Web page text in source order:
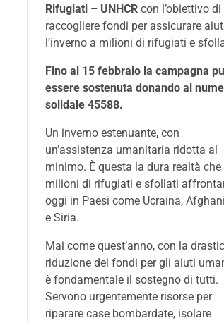
Rifugiati – UNHCR con l’obiettivo di
raccogliere fondi per assicurare
l’inverno a milioni di rifugiati e
Fino al 15 febbraio la campagna
essere sostenuta donando al
solidale 45588.
Un inverno estenuante, con
un’assistenza umanitaria ridotta al
minimo. È questa la dura realtà che
milioni di rifugiati e sfollati
oggi in Paesi come Ucraina,
e Siria.
Mai come quest’anno, con la
riduzione dei fondi per gli aiuti
è fondamentale il sostegno di tutti.
Servono urgentemente risorse per
riparare case bombardate, isolare